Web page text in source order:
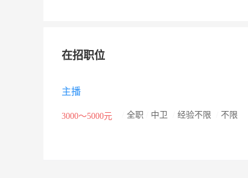
在招职位
主播
3000～5000元 全职 中卫 经验不限 不限